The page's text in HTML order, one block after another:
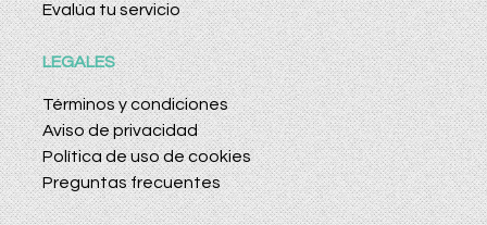
Evalúa tu servicio
LEGALES
Términos y condiciones
Aviso de privacidad
Política de uso de cookies
Preguntas frecuentes